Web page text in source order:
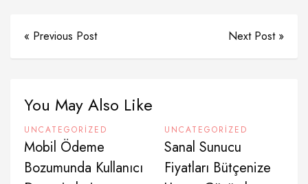
« Previous Post Next Post »
You May Also Like
UNCATEGORIZED
Mobil Ödeme
Bozumunda Kullanıcı
UNCATEGORIZED
Sanal Sunucu
Fiyatları Bütçenize